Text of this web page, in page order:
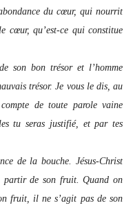
du cœur, qui nourrit
cœur, qu’est-ce qui constitue
son bon trésor et l’homme
trésor. Je vous le dis, au
de toute parole vaine
tu seras justifié, et par tes
de la bouche. Jésus-Christ
partir de son fruit. Quand on
fruit, il ne s’agit pas de son